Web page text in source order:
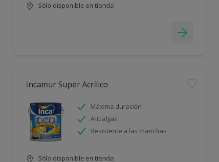
Sólo disponible en tienda
Incamur Super Acrílico
Máxima duración
Antialgas
Resistente a las manchas
Sólo disponible en tienda